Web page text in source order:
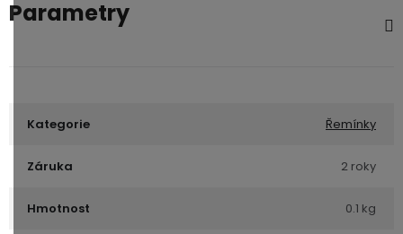
Parametry
Kategorie Řemínky
Záruka 2 roky
Hmotnost 0.1 kg